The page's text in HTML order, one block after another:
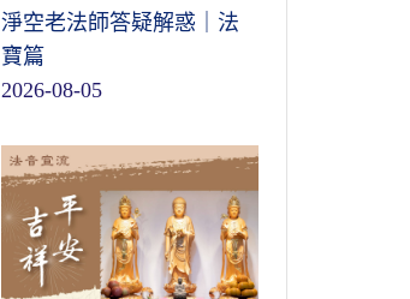
淨空老法師答疑解惑｜法
寶篇
2026-08-05